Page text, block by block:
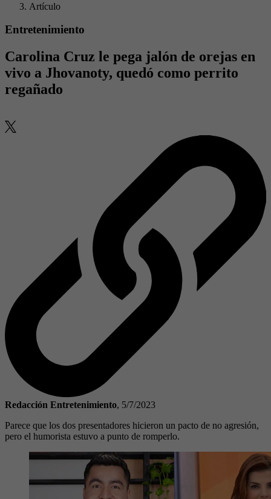
Artículo
Entretenimiento
Carolina Cruz le pega jalón de orejas en
vivo a Jhovanoty, quedó como perrito
regañado
Redacción Entretenimiento, 5/7/2023
Parece que los dos presentadores hicieron un pacto de no agresión,
pero el humorista estuvo a punto de romperlo.